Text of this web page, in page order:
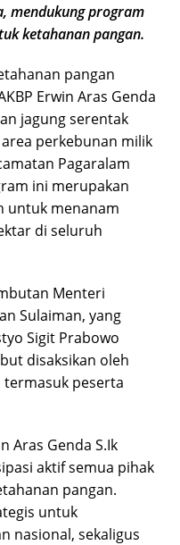
mendukung program
ketahanan pangan.
pangan
Erwin Aras Genda
jagung serentak
perkebunan milik
Pagaralam
ini merupakan
untuk menanam
di seluruh
Menteri
Sulaiman, yang
Sigit Prabowo
disaksikan oleh
peserta
Aras Genda S.Ik
aktif semua pihak
pangan.
untuk
nasional, sekaligus